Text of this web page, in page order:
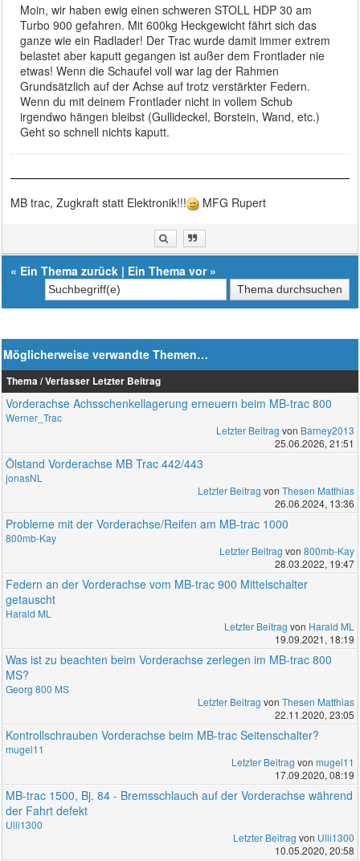
Moin, wir haben ewig einen schweren STOLL HDP 30 am
Turbo 900 gefahren. Mit 600kg Heckgewicht fährt sich das
ganze wie ein Radlader! Der Trac wurde damit immer extrem
belastet aber kaputt gegangen ist außer dem Frontlader nie
etwas! Wenn die Schaufel voll war lag der Rahmen
Grundsätzlich auf der Achse auf trotz verstärkter Federn.
Wenn du mit deinem Frontlader nicht in vollem Schub
irgendwo hängen bleibst (Gullideckel, Borstein, Wand, etc.)
Geht so schnell nichts kaputt.
MB trac, Zugkraft statt Elektronik!!! MFG Rupert
« Ein Thema zurück | Ein Thema vor»
Möglicherweise verwandte Themen…
Thema / Verfasser Letzter Beitrag
Vorderachse Achsschenkellagerung erneuern beim MB-trac 800
Werner_Trac
Letzter Beitrag von Barney2013
25.06.2026, 21:51
Ölstand Vorderachse MB Trac 442/443
jonasNL
Letzter Beitrag von Thesen Matthias
26.06.2024, 13:36
Probleme mit der Vorderachse/Reifen am MB-trac 1000
800mb-Kay
Letzter Beitrag von 800mb-Kay
28.03.2022, 19:47
Federn an der Vorderachse vom MB-trac 900 Mittelschalter
getauscht
Harald ML
Letzter Beitrag von Harald ML
19.09.2021, 18:19
Was ist zu beachten beim Vorderachse zerlegen im MB-trac 800
MS?
Georg 800 MS
Letzter Beitrag von Thesen Matthias
22.11.2020, 23:05
Kontrollschrauben Vorderachse beim MB-trac Seitenschalter?
mugel11
Letzter Beitrag von mugel11
17.09.2020, 08:19
MB-trac 1500, Bj. 84 - Bremsschlauch auf der Vorderachse während
der Fahrt defekt
Ulli1300
Letzter Beitrag von Ulli1300
10.05.2020, 20:58